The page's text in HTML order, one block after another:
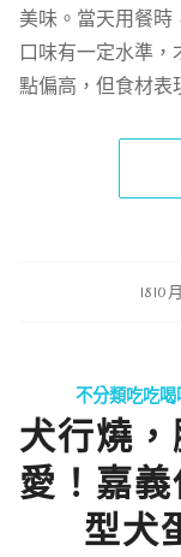
美味。當天用餐
口味有一定水準
點偏高，但食材表
18 10
/
不分類吃吃喝
犬行燒
愛！嘉
型犬